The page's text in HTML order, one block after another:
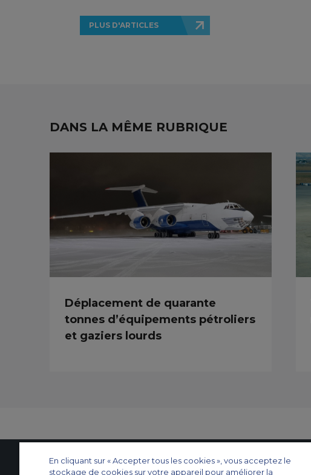
PLUS D'ARTICLES
DANS LA MÊME RUBRIQUE
Déplacement de quarante
tonnes d’équipements pétroliers
et gaziers lourds
En cliquant sur « Accepter tous les cookies », vous acceptez le
stockage de cookies sur votre appareil pour améliorer la